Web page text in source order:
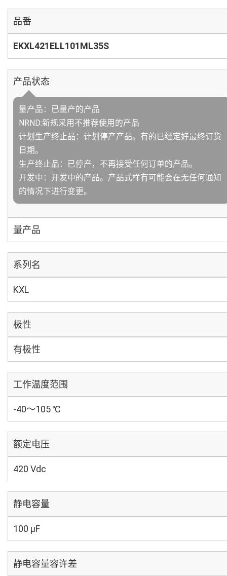
品番
EKXL421ELL101ML35S
产品状态
量产品：已量产的产品
NRND:新规采用不推荐使用的产品
计划生产终止品：计划停产产品。有的已经定好最终订货
日期。
生产终止品：已停产，不再接受任何订单的产品。
开发中：开发中的产品。产品式样有可能会在无任何通知
的情况下进行变更。
量产品
系列名
KXL
极性
有极性
工作温度范围
-40～105 ℃
额定电压
420 Vdc
静电容量
100 µF
静电容量容许差